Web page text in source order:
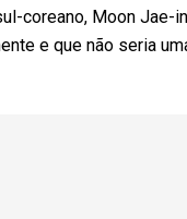
coreano, Moon Jae-
e que não seria